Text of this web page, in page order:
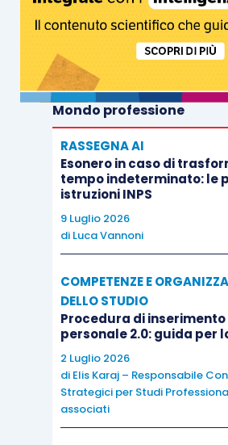
Mondo professione
RASSEGNA AI
Esonero in caso di
tempo indeterminato: le
istruzioni INPS
9 Luglio 2026
di Luca Vannoni
COMPETENZE E
DELLO STUDIO
Procedura di inserimento
personale 2.0: guida per
2 Luglio 2026
di Elis Karaj – Responsabile
Strategici per Studi
associati